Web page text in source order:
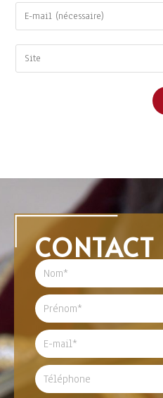
CONTACT